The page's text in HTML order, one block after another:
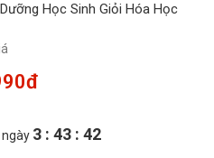
Học Sinh Giỏi Hóa Học
ngày 3 : 43 : 41